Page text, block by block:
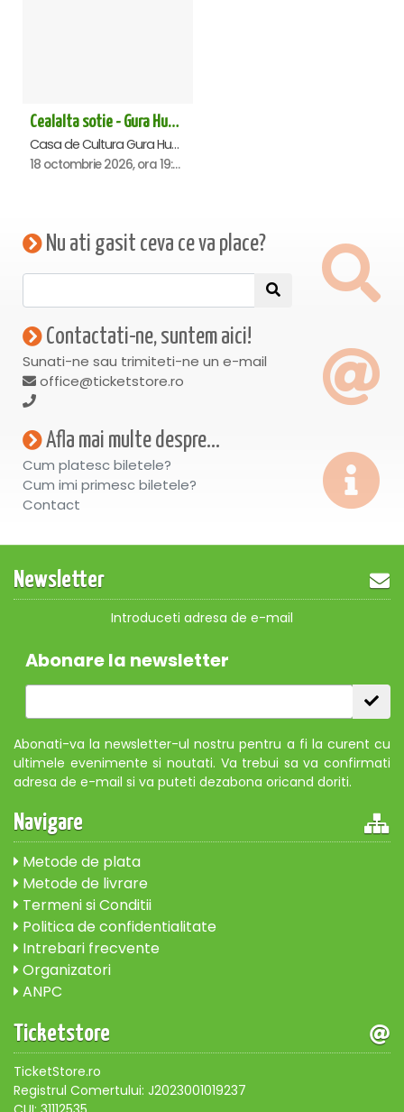
Cealalta sotie - Gura Humorului
Casa de Cultura Gura Humorului, Gura-Humorului
18 octombrie 2026, ora 19:00
Nu ati gasit ceva ce va place?
Contactati-ne, suntem aici!
Sunati-ne sau trimiteti-ne un e-mail
office@ticketstore.ro
Afla mai multe despre...
Cum platesc biletele?
Cum imi primesc biletele?
Contact
Newsletter
Introduceti adresa de e-mail
Abonare la newsletter
Abonati-va la newsletter-ul nostru pentru a fi la curent cu
ultimele evenimente si noutati. Va trebui sa va confirmati
adresa de e-mail si va puteti dezabona oricand doriti.
Navigare
Metode de plata
Metode de livrare
Termeni si Conditii
Politica de confidentialitate
Intrebari frecvente
Organizatori
ANPC
Ticketstore
TicketStore.ro
Registrul Comertului: J2023001019237